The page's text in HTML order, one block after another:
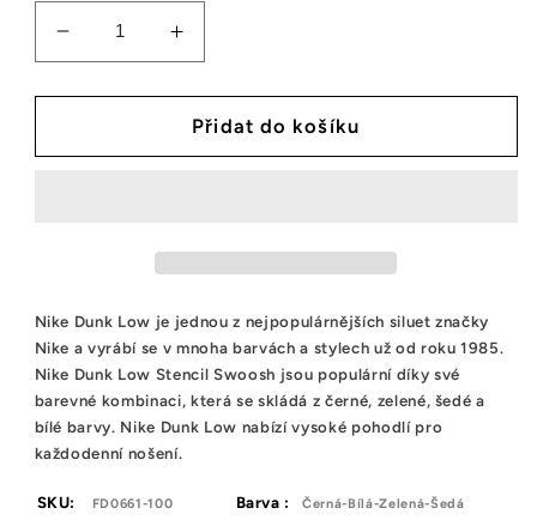
Snížit
množství
tenisek
Dunk
Zvýšit
množství
tenisek
Nike
Dunk
Přidat do košíku
Nike Dunk Low je jednou z nejpopulárnějších siluet značky
Nike a vyrábí se v mnoha barvách a stylech už od roku 1985.
Nike Dunk Low Stencil Swoosh jsou populární díky své
barevné kombinaci, která se skládá z černé, zelené, šedé a
bílé barvy. Nike Dunk Low nabízí vysoké pohodlí pro
každodenní nošení.
SKU: FD0661-100 Barva : Černá-Bílá-Zelená-Šedá